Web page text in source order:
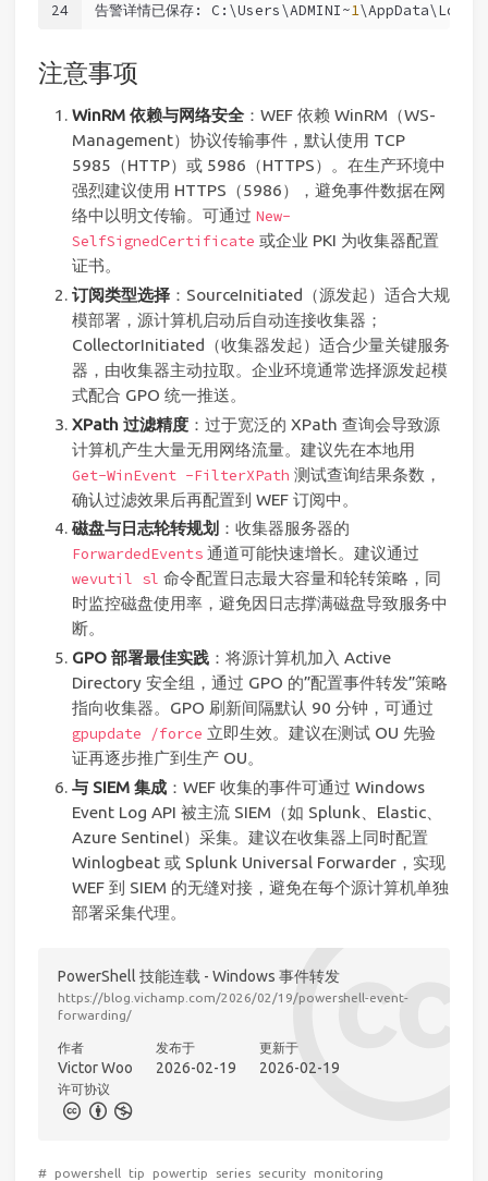
24
告警详情已保存: C:\Users\ADMINI~1
注意事项
WinRM 依赖与网络安全：WEF 依赖 WinRM（WS-
Management）协议传输事件，默认使用 TCP
5985（HTTP）或 5986（HTTPS）。在生产环境中
强烈建议使用 HTTPS（5986），避免事件数据在网
络中以明文传输。可通过 New-
SelfSignedCertificate 或企业 PKI 为收集器配置
证书。
订阅类型选择：SourceInitiated（源发起）适合大规
模部署，源计算机启动后自动连接收集器；
CollectorInitiated（收集器发起）适合少量关键服务
器，由收集器主动拉取。企业环境通常选择源发起模
式配合 GPO 统一推送。
XPath 过滤精度：过于宽泛的 XPath 查询会导致源
计算机产生大量无用网络流量。建议先在本地用
Get-WinEvent -FilterXPath 测试查询结果条数，
确认过滤效果后再配置到 WEF 订阅中。
磁盘与日志轮转规划 ：收集器服务器的
ForwardedEvents通道可能快速增长。建议通过
wevutil sl 命令配置日志最大容量和轮转策略，同
时监控磁盘使用率，避免因日志撑满磁盘导致服务中
断。
GPO 部署最佳实践：将源计算机加入 Active
Directory 安全组，通过 GPO 的”配置事件转发”策略
指向收集器。GPO 刷新间隔默认 90 分钟，可通过
gpupdate /force 立即生效。建议在测试 OU 先验
证再逐步推广到生产 OU。
与 SIEM 集成：WEF 收集的事件可通过 Windows
Event Log API 被主流 SIEM（如 Splunk、Elastic、
Azure Sentinel）采集。建议在收集器上同时配置
Winlogbeat 或 Splunk Universal Forwarder，实现
WEF 到 SIEM 的无缝对接，避免在每个源计算机单独
部署采集代理。
PowerShell 技能连载 - Windows 事件转发
https://blog.vichamp.com/2026/02/19/powershell-event-
forwarding/
作者
Victor Woo
发布于
2026-02-19
更新于
2026-02-19
许可协议
# powershell tip powertip series security monitoring